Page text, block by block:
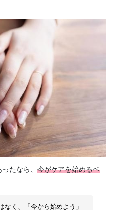
たなら、 今がケアを始めるベ
なく、「今から始めよう」